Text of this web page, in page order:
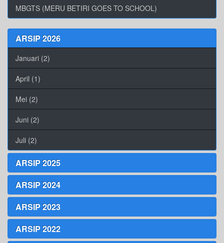
MBGTS (MERU BETIRI GOES TO SCHOOL)
ARSIP 2026
Januari (2)
April (1)
Mei (2)
Juni (2)
Juli (2)
ARSIP 2025
ARSIP 2024
ARSIP 2023
ARSIP 2022